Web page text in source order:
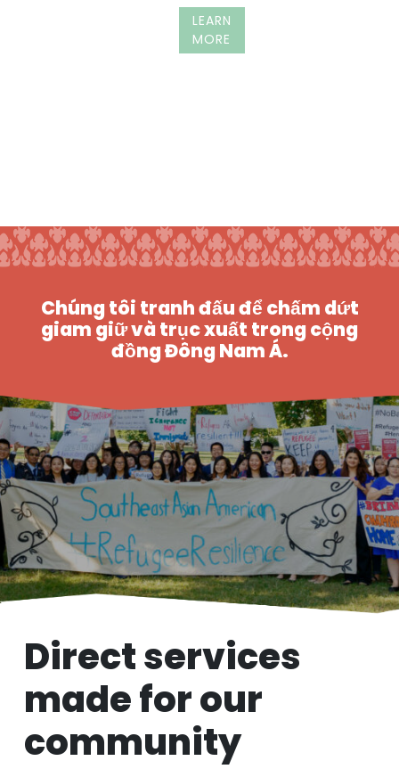
LEARN
MORE
Chúng tôi tranh đấu để chấm dứt
giam giữ và trục xuất trong cộng
đồng Đông Nam Á.
Direct services
made for our
community